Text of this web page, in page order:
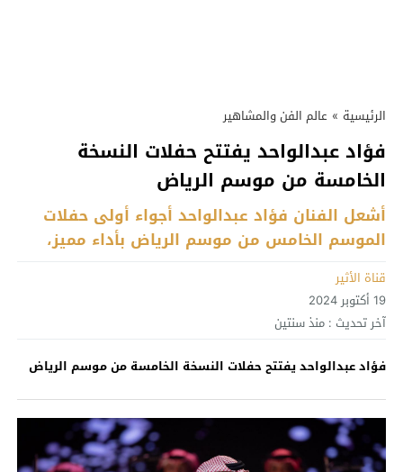
الرئيسية » عالم الفن والمشاهير
فؤاد عبدالواحد يفتتح حفلات النسخة
الخامسة من موسم الرياض
أشعل الفنان فؤاد عبدالواحد أجواء أولى حفلات
الموسم الخامس من موسم الرياض بأداء مميز،
قناة الأثير
19 أكتوبر 2024
آخر تحديث : منذ سنتين
فؤاد عبدالواحد يفتتح حفلات النسخة الخامسة من موسم الرياض